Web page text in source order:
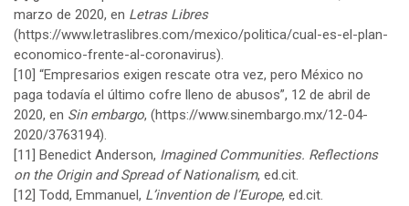
marzo de 2020, en Letras Libres
(https://www.letraslibres.com/mexico/politica/cual-es-el-plan-
economico-frente-al-coronavirus).
[10] “Empresarios exigen rescate otra vez, pero México no
paga todavía el último cofre lleno de abusos”, 12 de abril de
2020, en Sin embargo, (https://www.sinembargo.mx/12-04-
2020/3763194).
[11]
Benedict Anderson, Imagined Communities. Reflections
on the Origin and Spread of Nationalism, ed.cit.
[12] Todd, Emmanuel, L’invention de l’Europe, ed.cit.